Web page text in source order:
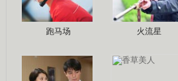
跑马场 火流星